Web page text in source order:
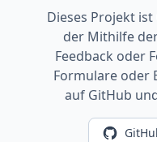
Dieses Projekt
der Mithilfe
Feedback oder
Formulare oder
auf GitHub